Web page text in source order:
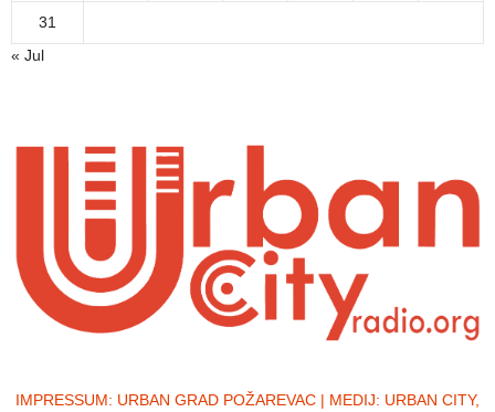
31
« Jul
IMPRESSUM: URBAN GRAD POŽAREVAC | MEDIJ: URBAN CITY,